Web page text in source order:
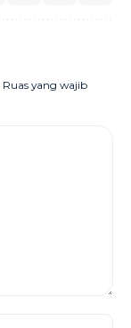
Ruas yang wajib